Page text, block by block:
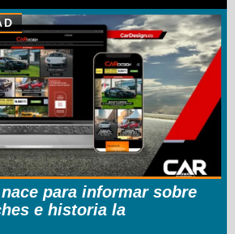
para informar sobre
e historia la